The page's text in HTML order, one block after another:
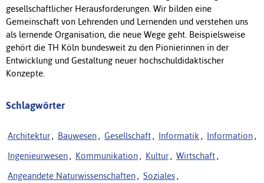
gesellschaftlicher Herausforderungen. Wir bilden eine
Gemeinschaft von Lehrenden und Lernenden und verstehen uns
als lernende Organisation, die neue Wege geht. Beispielsweise
gehört die TH Köln bundesweit zu den Pionierinnen in der
Entwicklung und Gestaltung neuer hochschuldidaktischer
Konzepte.
Schlagwörter
Architektur , Bauwesen , Gesellschaft , Informatik , Information ,
Ingenieurwesen , Kommunikation , Kultur , Wirtschaft ,
Angeandete Naturwissenschaften , Soziales ,